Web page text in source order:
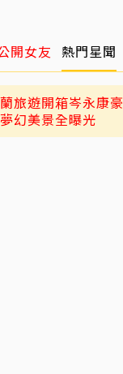
開女友 熱門星聞
失15年愛貓 揭
為此狠咬我
旅遊開箱岑永康
幻美景全曝光